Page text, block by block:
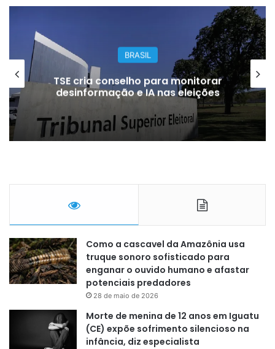
BRASIL
TSE cria conselho para monitorar
desinformação e IA nas eleições
Como a cascavel da Amazônia usa
truque sonoro sofisticado para
enganar o ouvido humano e afastar
potenciais predadores
28 de maio de 2026
Morte de menina de 12 anos em Iguatu
(CE) expõe sofrimento silencioso na
infância, diz especialista